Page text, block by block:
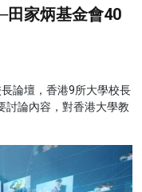
田家炳基金會40
論壇，香港9所大學校長
討論內容，對香港大學教